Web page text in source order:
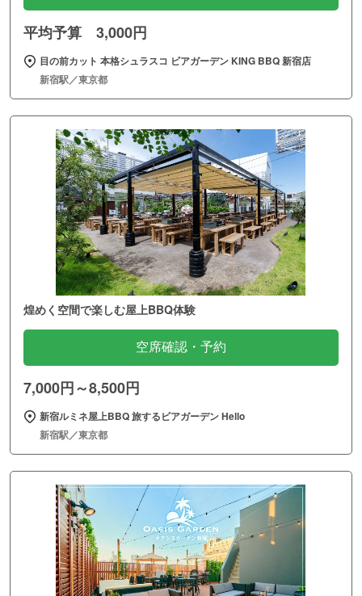
平均予算 3,000円
目の前カット 本格シュラスコ ビアガーデン KING BBQ 新宿店
新宿駅／東京都
煌めく空間で楽しむ屋上BBQ体験
空席確認・予約
7,000円～8,500円
新宿ルミネ屋上BBQ 旅するビアガーデン Hello
新宿駅／東京都